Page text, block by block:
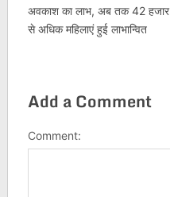
अवकाश का लाभ, अब तक 42 हजार
से अधिक महिलाएं हुई लाभान्वित
Add a Comment
Comment: